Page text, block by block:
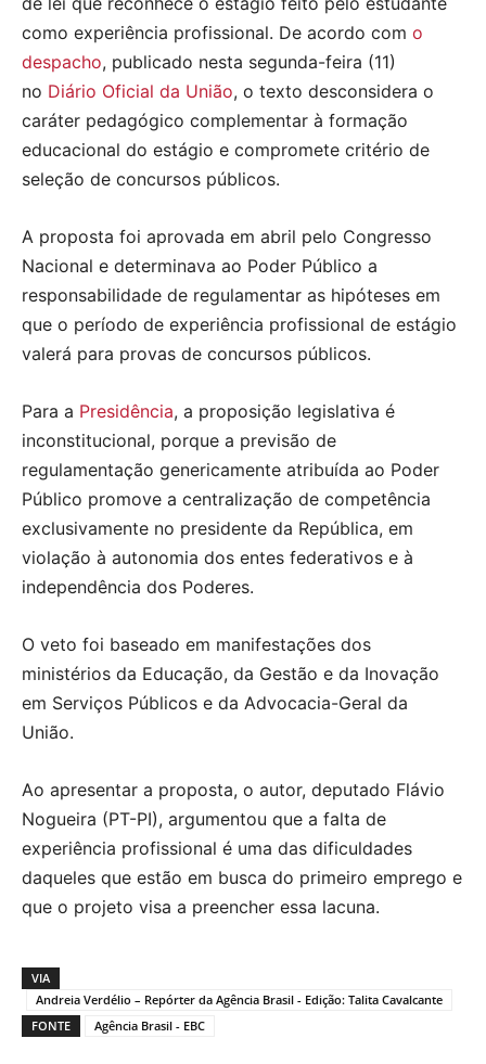
como experiência profissional. De acordo com o
despacho, publicado nesta segunda-feira (11)
no Diário Oficial da União, o texto desconsidera o
caráter pedagógico complementar à formação
educacional do estágio e compromete critério de
seleção de concursos públicos.
A proposta foi aprovada em abril pelo Congresso
Nacional e determinava ao Poder Público a
responsabilidade de regulamentar as hipóteses em
que o período de experiência profissional de estágio
valerá para provas de concursos públicos.
Para a Presidência, a proposição legislativa é
inconstitucional, porque a previsão de
regulamentação genericamente atribuída ao Poder
Público promove a centralização de competência
exclusivamente no presidente da República, em
violação à autonomia dos entes federativos e à
independência dos Poderes.
O veto foi baseado em manifestações dos
ministérios da Educação, da Gestão e da Inovação
em Serviços Públicos e da Advocacia-Geral da
União.
Ao apresentar a proposta, o autor, deputado Flávio
Nogueira (PT-PI), argumentou que a falta de
experiência profissional é uma das dificuldades
daqueles que estão em busca do primeiro emprego e
que o projeto visa a preencher essa lacuna.
VIA
Andreia Verdélio – Repórter da Agência Brasil - Edição: Talita Cavalcante
FONTE
Agência Brasil - EBC